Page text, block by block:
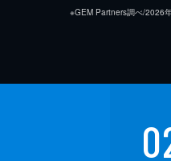
※GEM Partners調べ/2026